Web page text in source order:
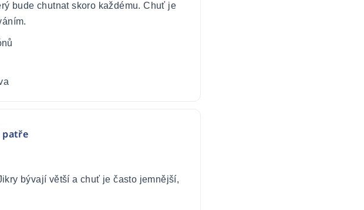
bude chutnat skoro každému. Chuť je
patře
bývají větší a chuť je často jemnější,